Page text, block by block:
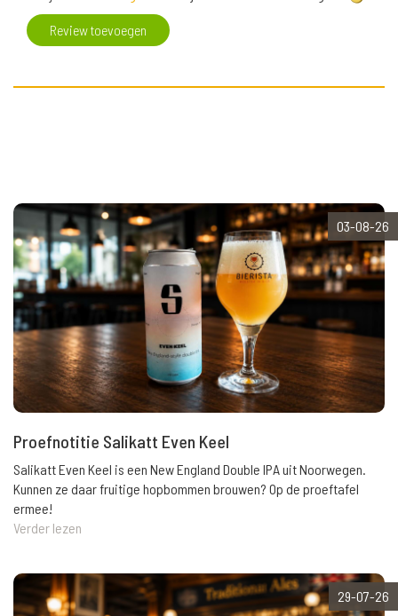
Review toevoegen
03-08-26
Proefnotitie Salikatt Even Keel
Salikatt Even Keel is een New England Double IPA uit Noorwegen.
Kunnen ze daar fruitige hopbommen brouwen? Op de proeftafel
ermee!
Verder lezen
29-07-26